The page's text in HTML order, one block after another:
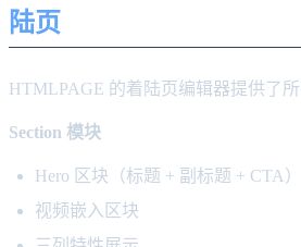
陆页
HTMLPAGE 的着陆页编辑器提供了所
Section 模块
Hero 区块（标题 + 副标题 + CTA）
视频嵌入区块